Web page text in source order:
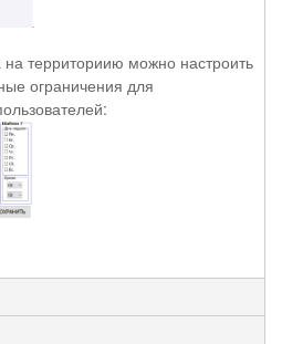
на территориию можно настроить
ограничения для